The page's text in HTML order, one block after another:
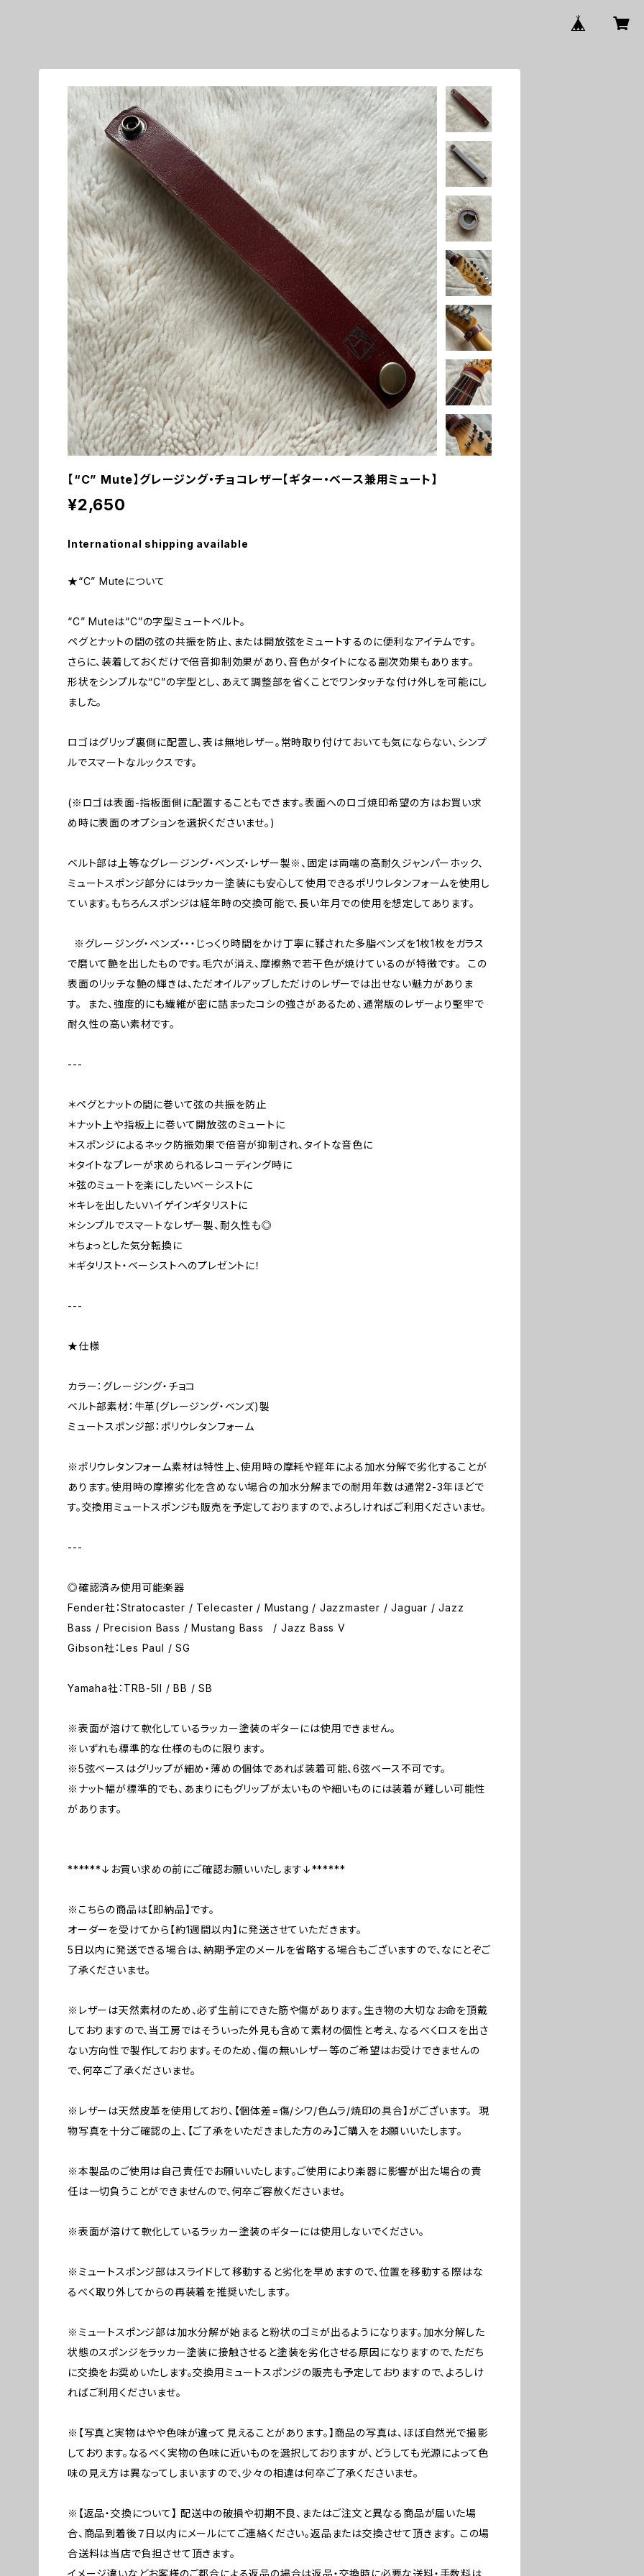
【“C” Mute】グレージング・チョコレザー【ギター・ベース兼用ミュート】
¥2,650
International shipping available
★“C” Muteについて
“C” Muteは“C”の字型ミュートベルト。
ペグとナットの間の弦の共振を防止、または開放弦をミュートするのに便利なアイテムです。
さらに、装着しておくだけで倍音抑制効果があり、音色がタイトになる副次効果もあります。
形状をシンプルな“C”の字型とし、あえて調整部を省くことでワンタッチな付け外しを可能にし
ました。
ロゴはグリップ裏側に配置し、表は無地レザー。常時取り付けておいても気にならない、シンプ
ルでスマートなルックスです。
(※ロゴは表面-指板面側に配置することもできます。表面へのロゴ焼印希望の方はお買い求
め時に表面のオプションを選択くださいませ。)
ベルト部は上等なグレージング・ベンズ・レザー製※、固定は両端の高耐久ジャンパーホック、
ミュートスポンジ部分にはラッカー塗装にも安心して使用できるポリウレタンフォームを使用し
ています。もちろんスポンジは経年時の交換可能で、長い年月での使用を想定してあります。
※グレージング・ベンズ・・・じっくり時間をかけ丁寧に鞣された多脂ベンズを1枚1枚をガラス
で磨いて艶を出したものです。毛穴が消え、摩擦熱で若干色が焼けているのが特徴です。 この
表面のリッチな艶の輝きは、ただオイルアップしただけのレザーでは出せない魅力がありま
す。 また、強度的にも繊維が密に詰まったコシの強さがあるため、通常版のレザーより堅牢で
耐久性の高い素材です。
---
＊ペグとナットの間に巻いて弦の共振を防止
＊ナット上や指板上に巻いて開放弦のミュートに
＊スポンジによるネック防振効果で倍音が抑制され、タイトな音色に
＊タイトなプレーが求められるレコーディング時に
＊弦のミュートを楽にしたいベーシストに
＊キレを出したいハイゲインギタリストに
＊シンプルでスマートなレザー製、耐久性も◎
＊ちょっとした気分転換に
＊ギタリスト・ベーシストへのプレゼントに！
---
★仕様
カラー：グレージング・チョコ
ベルト部素材：牛革(グレージング・ベンズ)製
ミュートスポンジ部：ポリウレタンフォーム
※ポリウレタンフォーム素材は特性上、使用時の摩耗や経年による加水分解で劣化することが
あります。使用時の摩擦劣化を含めない場合の加水分解までの耐用年数は通常2-3年ほどで
す。交換用ミュートスポンジも販売を予定しておりますので、よろしければご利用くださいませ。
---
◎確認済み使用可能楽器
Fender社：Stratocaster / Telecaster / Mustang / Jazzmaster / Jaguar / Jazz
Bass / Precision Bass / Mustang Bass / Jazz Bass V
Gibson社：Les Paul / SG
Yamaha社：TRB-5II / BB / SB
※表面が溶けて軟化しているラッカー塗装のギターには使用できません。
※いずれも標準的な仕様のものに限ります。
※5弦ベースはグリップが細め・薄めの個体であれば装着可能、6弦ベース不可です。
※ナット幅が標準的でも、あまりにもグリップが太いものや細いものには装着が難しい可能性
があります。
******↓お買い求めの前にご確認お願いいたします↓******
※こちらの商品は【即納品】です。
オーダーを受けてから【約1週間以内】に発送させていただきます。
5日以内に発送できる場合は、納期予定のメールを省略する場合もございますので、なにとぞご
了承くださいませ。
※レザーは天然素材のため、必ず生前にできた筋や傷があります。生き物の大切なお命を頂戴
しておりますので、当工房ではそういった外見も含めて素材の個性と考え、なるべくロスを出さ
ない方向性で製作しております。そのため、傷の無いレザー等のご希望はお受けできませんの
で、何卒ご了承くださいませ。
※レザーは天然皮革を使用しており、【個体差=傷/シワ/色ムラ/焼印の具合】がございます。 現
物写真を十分ご確認の上、【ご了承をいただきました方のみ】ご購入をお願いいたします。
※本製品のご使用は自己責任でお願いいたします。ご使用により楽器に影響が出た場合の責
任は一切負うことができませんので、何卒ご容赦くださいませ。
※表面が溶けて軟化しているラッカー塗装のギターには使用しないでください。
※ミュートスポンジ部はスライドして移動すると劣化を早めますので、位置を移動する際はな
るべく取り外してからの再装着を推奨いたします。
※ミュートスポンジ部は加水分解が始まると粉状のゴミが出るようになります。加水分解した
状態のスポンジをラッカー塗装に接触させると塗装を劣化させる原因になりますので、ただち
に交換をお奨めいたします。交換用ミュートスポンジの販売も予定しておりますので、よろしけ
ればご利用くださいませ。
※【写真と実物はやや色味が違って見えることがあります。】商品の写真は、ほぼ自然光で撮影
しております。なるべく実物の色味に近いものを選択しておりますが、どうしても光源によって色
味の見え方は異なってしまいますので、少々の相違は何卒ご了承くださいませ。
※【返品・交換について】 配送中の破損や初期不良、またはご注文と異なる商品が届いた場
合、商品到着後７日以内にメールにてご連絡ください。返品または交換させて頂きます。 この場
合送料は当店で負担させて頂きます。
イメージ違いなどお客様のご都合による返品の場合は返品・交換時に必要な送料・手数料は